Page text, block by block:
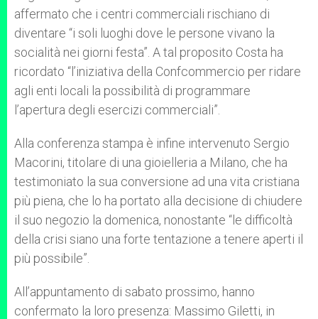
affermato che i centri commerciali rischiano di
diventare “i soli luoghi dove le persone vivano la
socialità nei giorni festa”. A tal proposito Costa ha
ricordato “l’iniziativa della Confcommercio per ridare
agli enti locali la possibilità di programmare
l’apertura degli esercizi commerciali”.
Alla conferenza stampa è infine intervenuto Sergio
Macorini, titolare di una gioielleria a Milano, che ha
testimoniato la sua conversione ad una vita cristiana
più piena, che lo ha portato alla decisione di chiudere
il suo negozio la domenica, nonostante “le difficoltà
della crisi siano una forte tentazione a tenere aperti il
più possibile”.
All’appuntamento di sabato prossimo, hanno
confermato la loro presenza: Massimo Giletti, in